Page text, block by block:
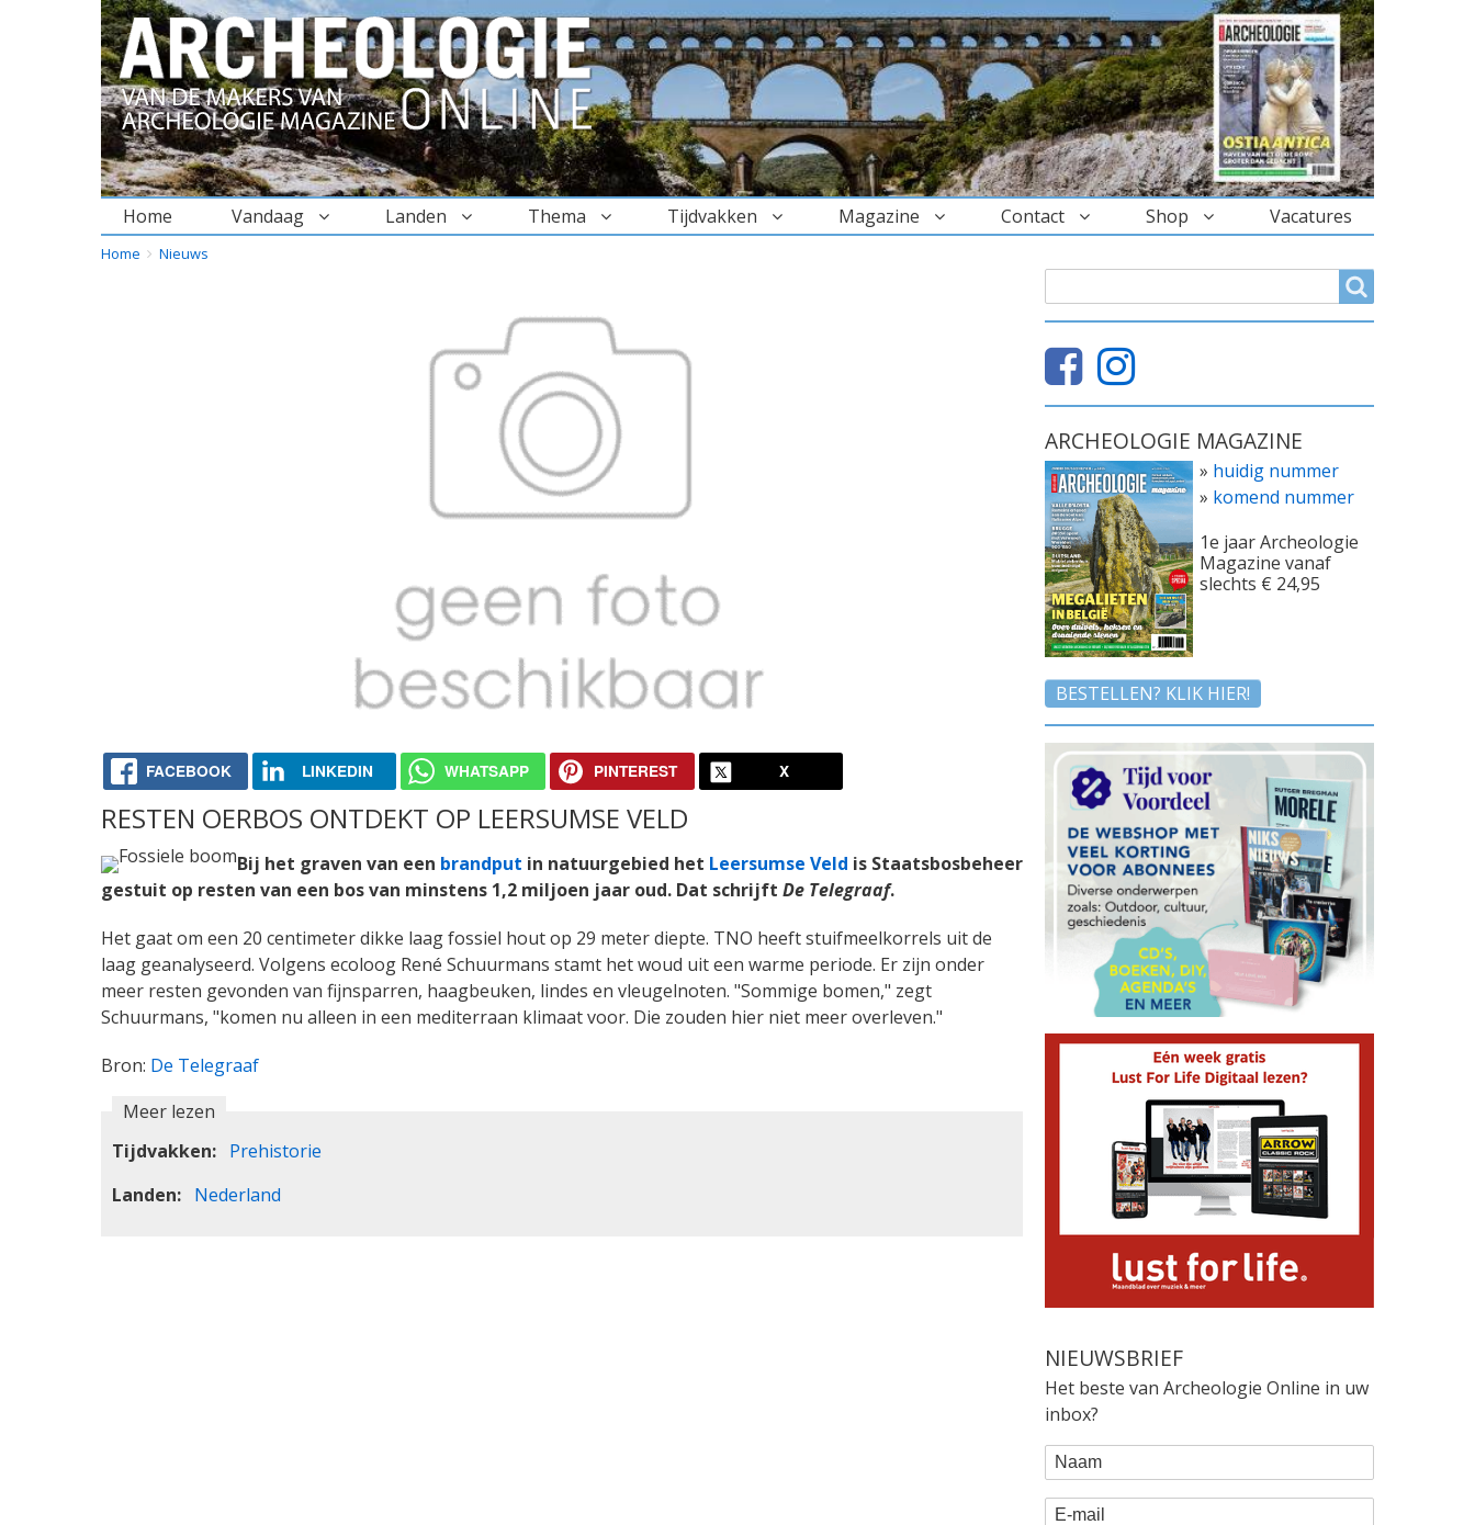
Home Vandaag Landen Thema Tijdvakken Magazine Contact Shop Vacatures
BREADCRUMBS
YOU
Home Nieuws
FACEBOOK LINKEDIN WHATSAPP PINTEREST X
RESTEN OERBOS ONTDEKT OP LEERSUMSE VELD
Bij het graven van een brandput in natuurgebied het Leersumse Veld is Staatsbosbeheer
gestuit op resten van een bos van minstens 1,2 miljoen jaar oud. Dat schrijft De Telegraaf.
Het gaat om een 20 centimeter dikke laag fossiel hout op 29 meter diepte. TNO heeft stuifmeelkorrels uit de
laag geanalyseerd. Volgens ecoloog René Schuurmans stamt het woud uit een warme periode. Er zijn onder
meer resten gevonden van fijnsparren, haagbeuken, lindes en vleugelnoten. "Sommige bomen," zegt
Schuurmans, "komen nu alleen in een mediterraan klimaat voor. Die zouden hier niet meer overleven."
Bron: De Telegraaf
Meer lezen
Tijdvakken
Prehistorie
Landen
Nederland
ARCHEOLOGIE MAGAZINE
» huidig nummer
» komend nummer
1e jaar Archeologie
Magazine vanaf
slechts € 24,95
BESTELLEN? KLIK HIER!
NIEUWSBRIEF
Het beste van Archeologie Online in uw
inbox?
WEBFORM
Naam
E-mail